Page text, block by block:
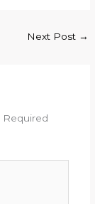
Next Post →
Required